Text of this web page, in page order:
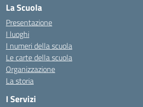
La Scuola
Presentazione
I luoghi
I numeri della scuola
Le carte della scuola
Organizzazione
La storia
I Servizi